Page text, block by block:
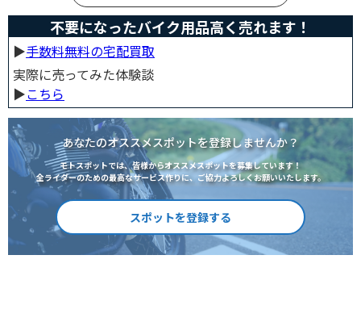
不要になったバイク用品高く売れます！
▶︎手数料無料の宅配買取
実際に売ってみた体験談
▶︎こちら
あなたのオススメスポットを登録しませんか？
モトスポットでは、皆様からオススメスポットを募集しています！
全ライダーのための最高なサービス作りに、ご協力よろしくお願いいたします。
スポットを登録する